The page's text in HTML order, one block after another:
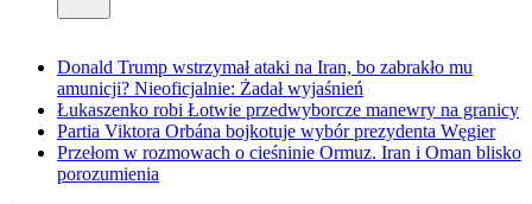
Donald Trump wstrzymał ataki na Iran, bo zabrakło mu
amunicji? Nieoficjalnie: Żadał wyjaśnień
Łukaszenko robi Łotwie przedwyborcze manewry na granicy
Partia Viktora Orbána bojkotuje wybór prezydenta Węgier
Przełom w rozmowach o cieśninie Ormuz. Iran i Oman blisko
porozumienia